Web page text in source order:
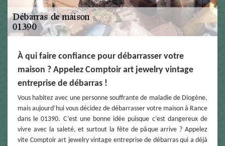
À qui faire confiance pour débarrasser votre
maison ? Appelez Comptoir art jewelry vintage
entreprise de débarras !
Vous habitez avec une personne souffrante de maladie de Diogène,
mais aujourd’hui vous décidez de débarrasser votre maison à Rance
dans le 01390. C’est une bonne idée puisque c’est dangereux de
vivre avec la saleté, et surtout la fête de pâque arrive ? Appelez
vite Comptoir art jewelry vintage entreprise de débarras qui a déjà